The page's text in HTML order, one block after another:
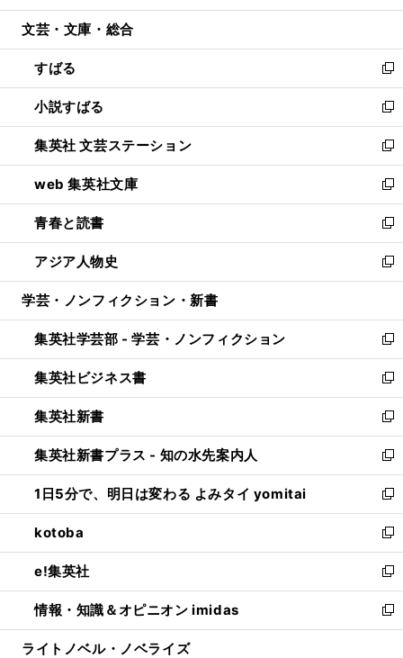
開
ウ
開
く
ン
ウ
で
開
く
ウ
ン
ド
ウ
で
開
く
文芸・文庫・総合
すばる
新
し
い
ウ
ィ
ン
ド
ウ
で
開
く
小説すばる
新
し
い
ウ
ィ
ン
ド
ウ
で
開
集英社 文芸ステーション
新
し
い
ウ
ィ
ン
ド
ウ
開
く
web 集英社文庫
新
し
い
ウ
ィ
ン
ウ
で
開
く
青春と読書
新
し
い
ウ
ン
ド
ウ
で
開
く
アジア人物史
新
し
ウ
ィ
ン
ド
ウ
で
開
く
学芸・ノンフィクション・新書
集英社学芸部 - 学芸・ノンフィクション
新
し
い
ウ
ィ
ン
ド
ウ
で
開
く
集英社ビジネス書
新
し
い
ウ
ィ
ン
ド
ウ
で
開
く
集英社新書
新
し
い
ウ
ィ
ン
ド
ウ
で
開
く
集英社新書プラス - 知の水先案内人
新
し
い
ウ
ィ
ン
ド
ウ
で
開
1日5分で、明日は変わる よみタイ yomitai
新
し
い
ウ
ィ
ン
ド
ウ
kotoba
新
し
い
ウ
ィ
ン
e!集英社
新
し
い
ウ
情報・知識＆オピニオン imidas
新
し
ライトノベル・ノベライズ